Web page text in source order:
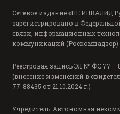
Сетевое издание «НЕ
зарегистрировано в
связи, информационных
коммуникаций (Роскомнадзор)
Реестровая запись ЭЛ № ФС 77 –
(внесение изменений в
77-88435 от 21.10.2024 г.)
Учредитель: Автономная